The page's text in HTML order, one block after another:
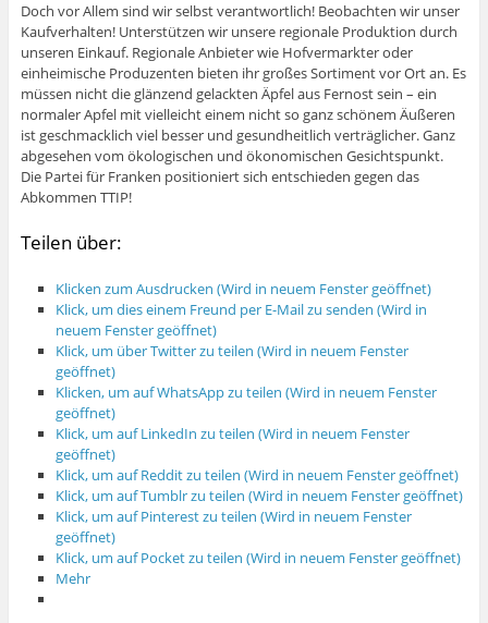
Doch vor Allem sind wir selbst verantwortlich! Beobachten wir unser
Kaufverhalten! Unterstützen wir unsere regionale Produktion durch
unseren Einkauf. Regionale Anbieter wie Hofvermarkter oder
einheimische Produzenten bieten ihr großes Sortiment vor Ort an. Es
müssen nicht die glänzend gelackten Äpfel aus Fernost sein – ein
normaler Apfel mit vielleicht einem nicht so ganz schönem Äußeren
ist geschmacklich viel besser und gesundheitlich verträglicher. Ganz
abgesehen vom ökologischen und ökonomischen Gesichtspunkt.
Die Partei für Franken positioniert sich entschieden gegen das
Abkommen TTIP!
Teilen über:
Klicken zum Ausdrucken (Wird in neuem Fenster geöffnet)
Klick, um dies einem Freund per E-Mail zu senden (Wird in
neuem Fenster geöffnet)
Klick, um über Twitter zu teilen (Wird in neuem Fenster
geöffnet)
Klicken, um auf WhatsApp zu teilen (Wird in neuem Fenster
geöffnet)
Klick, um auf LinkedIn zu teilen (Wird in neuem Fenster
geöffnet)
Klick, um auf Reddit zu teilen (Wird in neuem Fenster geöffnet)
Klick, um auf Tumblr zu teilen (Wird in neuem Fenster geöffnet)
Klick, um auf Pinterest zu teilen (Wird in neuem Fenster
geöffnet)
Klick, um auf Pocket zu teilen (Wird in neuem Fenster geöffnet)
Mehr